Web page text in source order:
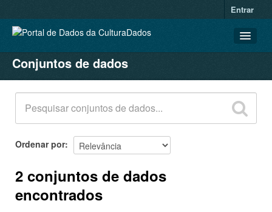
Entrar
CONJUNTOS DE DADOS
ORGANIZAÇÕES
GRUPOS
SOBRE
Conjuntos de dados
Ordenar por
2 conjuntos de dados
encontrados